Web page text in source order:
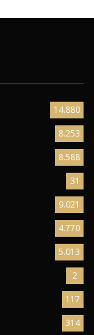
14.880
8.253
8.588
31
9.021
4.770
5.013
2
117
314